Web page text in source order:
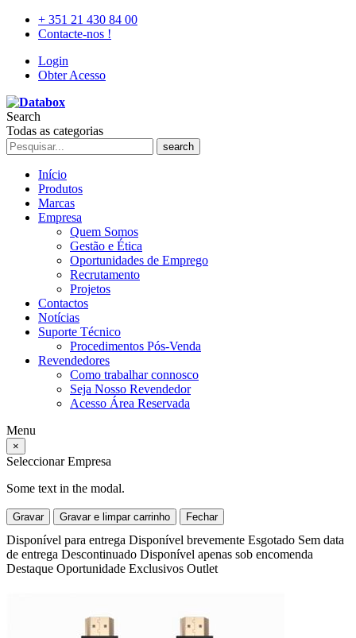
+ 351 21 430 84 00
Contacte-nos !
Login
Obter Acesso
Search
Todas as categorias
search
Início
Produtos
Marcas
Empresa
Quem Somos
Gestão e Ética
Oportunidades de Emprego
Recrutamento
Projetos
Contactos
Notícias
Suporte Técnico
Procedimentos Pós-Venda
Revendedores
Como trabalhar connosco
Seja Nosso Revendedor
Acesso Área Reservada
Menu
×
Seleccionar Empresa
Some text in the modal.
Gravar Gravar e limpar carrinho Fechar
Disponível para entrega Disponível brevemente Esgotado Sem data
de entrega Descontinuado Disponível apenas sob encomenda
Destaque Oportunidade Exclusivos Outlet